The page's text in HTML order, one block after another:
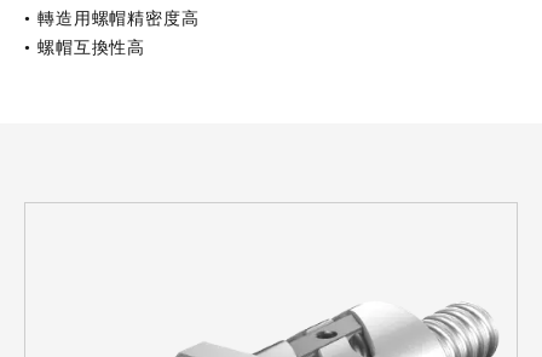
• 轉造用螺帽精密度高
• 螺帽互換性高